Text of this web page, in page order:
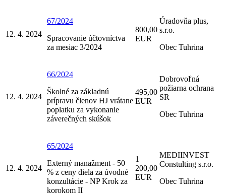
12. 4. 2024
67/2024
Spracovanie účtovníctva
za mesiac 3/2024
800,00
EUR
Úradovňa plus,
s.r.o.
Obec Tuhrina
12. 4. 2024
66/2024
Školné za základnú
prípravu členov HJ vrátane
poplatku za vykonanie
záverečných skúšok
495,00
EUR
Dobrovoľná
požiarna ochrana
SR
Obec Tuhrina
12. 4. 2024
65/2024
Externý manažment - 50
% z ceny diela za úvodné
konzultácie - NP Krok za
korokom II
1
200,00
EUR
MEDIINVEST
Constulting s.r.o.
Obec Tuhrina